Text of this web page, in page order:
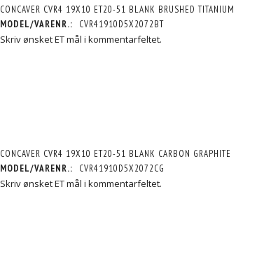
CONCAVER CVR4 19X10 ET20-51 BLANK BRUSHED TITANIUM
MODEL/VARENR.:
CVR41910D5X2072BT
Skriv ønsket ET mål i kommentarfeltet.
CONCAVER CVR4 19X10 ET20-51 BLANK CARBON GRAPHITE
MODEL/VARENR.:
CVR41910D5X2072CG
Skriv ønsket ET mål i kommentarfeltet.